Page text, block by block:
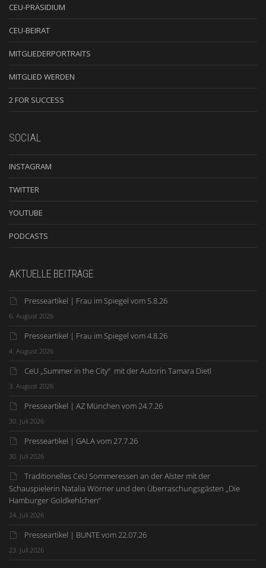
CEU-PRÄSIDIUM
CEU-BEIRAT
MITGLIEDERPORTRAITS
MITGLIED WERDEN
2 FOR SUCCESS
SOCIAL
INSTAGRAM
TWITTER
YOUTUBE
PODCASTS
AKTUELLE BEITRÄGE
Presseartikel | Frau im Spiegel vom 5.8.26
6. August 2026
Presseartikel | Frau im Spiegel vom 4.8.26
4. August 2026
CeU „Summer in the City“ mit der Autorin Tamara Dietl
3. August 2026
Presseartikel | AZ München vom 24.7.26
30. Juli 2026
Presseartikel | GALA vom 27.7.26
30. Juli 2026
Traditionelles CeU Sommeressen an der Alster mit der
Schauspielerin Natalia Wörner und den Überraschungsgästen „Die
Hamburger Goldkehlchen“
24. Juli 2026
Presseartikel | BUNTE vom 22.07.26
23. Juli 2026